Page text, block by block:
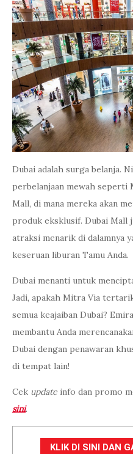
Dubai adalah surga belanja.
perbelanjaan mewah seperti
Mall, di mana mereka akan
produk eksklusif. Dubai Mall
atraksi menarik di dalamnya
keseruan liburan Tamu Anda.
Dubai menanti untuk
Jadi, apakah Mitra Via
semua keajaiban Dubai?
membantu Anda
Dubai dengan penawaran
di tempat lain!
Cek update info dan promo
sini.
KLIK DI SINI DAN